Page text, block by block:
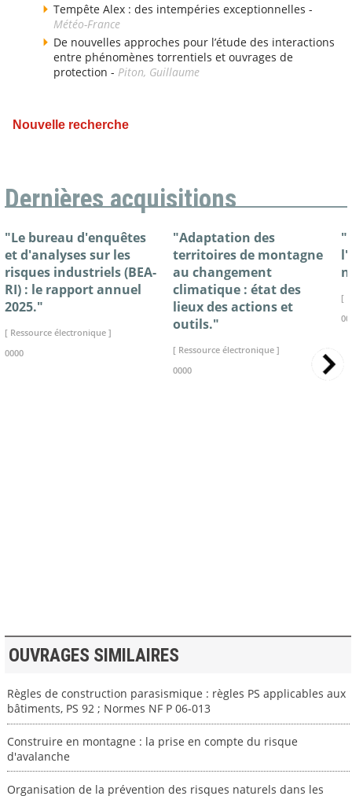
Tempête Alex : des intempéries exceptionnelles -
Météo-France
De nouvelles approches pour l’étude des interactions
entre phénomènes torrentiels et ouvrages de
protection - Piton, Guillaume
Nouvelle recherche
Dernières acquisitions
"Le bureau d'enquêtes
et d'analyses sur les
risques industriels (BEA-
RI) : le rapport annuel
2025."
[ Ressource électronique ]
0000
"Adaptation des
territoires de montagne
au changement
climatique : état des
lieux des actions et
outils."
[ Ressource électronique ]
0000
[
OUVRAGES SIMILAIRES
Règles de construction parasismique : règles PS applicables aux
bâtiments, PS 92 ; Normes NF P 06-013
Construire en montagne : la prise en compte du risque
d'avalanche
Organisation de la prévention des risques naturels dans les